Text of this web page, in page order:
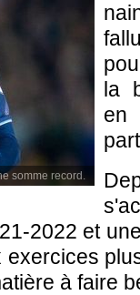
somme record.
la
en
2022 et
à faire